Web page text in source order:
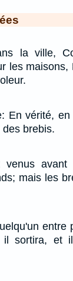
la ville,
les maisons,
En vérité,
des brebis.
venus
mais les
entre
sortira, et